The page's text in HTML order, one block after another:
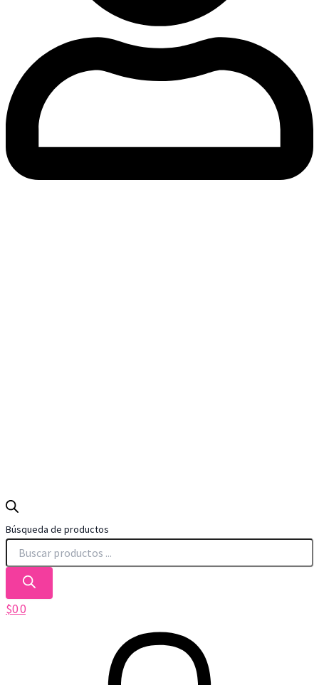
Búsqueda de productos
$00